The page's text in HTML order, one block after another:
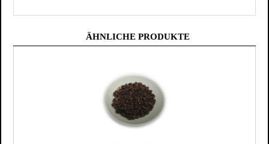
ÄHNLICHE PRODUKTE